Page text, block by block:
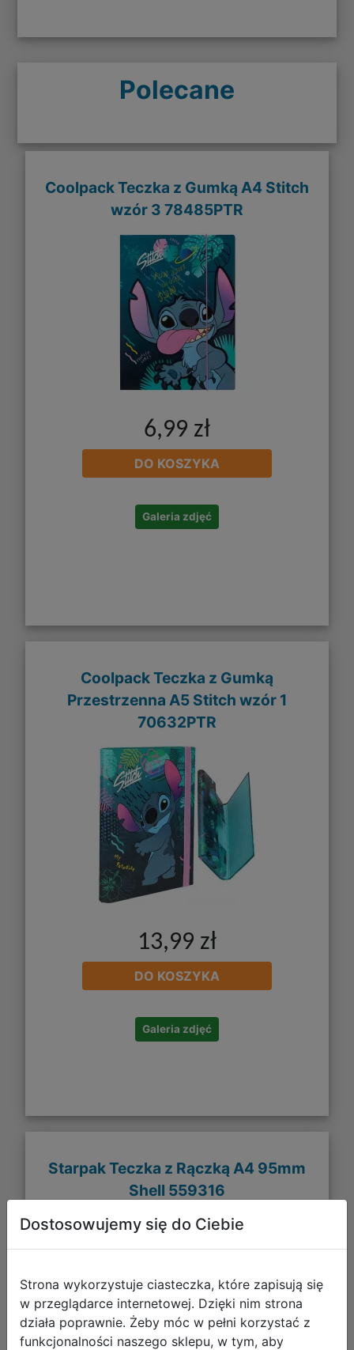
Polecane
Coolpack Teczka z Gumką A4 Stitch
wzór 3 78485PTR
6,99 zł
DO KOSZYKA
Galeria zdjęć
Coolpack Teczka z Gumką
Przestrzenna A5 Stitch wzór 1
70632PTR
13,99 zł
DO KOSZYKA
Galeria zdjęć
Starpak Teczka z Rączką A4 95mm
Shell 559316
Dostosowujemy się do Ciebie
Strona wykorzystuje ciasteczka, które zapisują się
w przeglądarce internetowej. Dzięki nim strona
działa poprawnie. Żeby móc w pełni korzystać z
funkcjonalności naszego sklepu, w tym, aby